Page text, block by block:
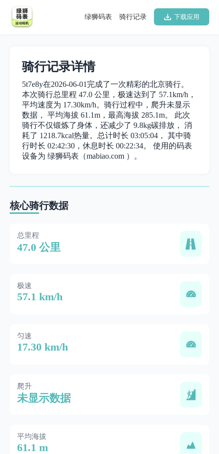
下载应用
骑行记录
绿狮码表
骑行记录详情
5t7e8y在2026-06-01完成了一次精彩的北京骑行。
本次骑行总里程 47.0 公里，极速达到了 57.1km/h，
平均速度为 17.30km/h。骑行过程中，爬升未显示
数据， 平均海拔 61.1m，最高海拔 285.1m。 此次
骑行不仅锻炼了身体，还减少了 9.8kg碳排放， 消
耗了 1218.7kcal热量。总计时长 03:05:04， 其中骑
行时长 02:42:30，休息时长 00:22:34。 使用的码表
设备为 绿狮码表（mabiao.com ）。
核心骑行数据
总里程
47.0 公里
极速
57.1 km/h
匀速
17.30 km/h
爬升
未显示数据
平均海拔
61.1 m